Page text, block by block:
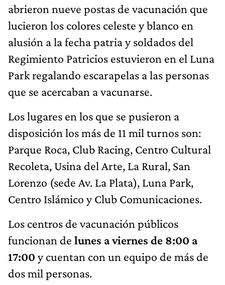
abrieron nueve postas de vacunación que
lucieron los colores celeste y blanco en
alusión a la fecha patria y soldados del
Regimiento Patricios estuvieron en el Luna
Park regalando escarapelas a las personas
que se acercaban a vacunarse.
Los lugares en los que se pusieron a
disposición los más de 11 mil turnos son:
Parque Roca, Club Racing, Centro Cultural
Recoleta, Usina del Arte, La Rural, San
Lorenzo (sede Av. La Plata), Luna Park,
Centro Islámico y Club Comunicaciones.
Los centros de vacunación públicos
funcionan de lunes a viernes de 8:00 a
17:00 y cuentan con un equipo de más de
dos mil personas.